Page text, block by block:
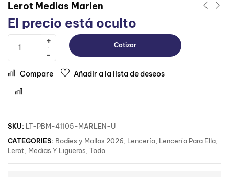
Lerot Medias Marlen
El precio está oculto
Cotizar
Compare Añadir a la lista de deseos
SKU: LT-PBM-41105-MARLEN-U
CATEGORIES: Bodies y Mallas 2026 Lencería Lencería Para Ella
Lerot Medias Y Ligueros Todo